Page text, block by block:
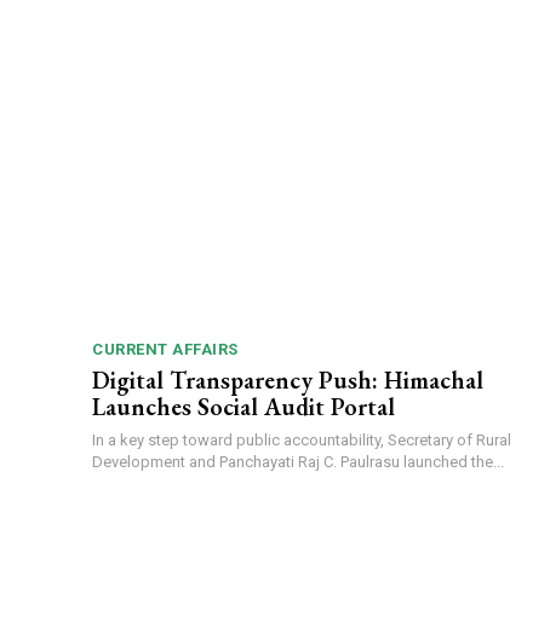
CURRENT AFFAIRS
Digital Transparency Push: Himachal
Launches Social Audit Portal
In a key step toward public accountability, Secretary of Rural
Development and Panchayati Raj C. Paulrasu launched the...